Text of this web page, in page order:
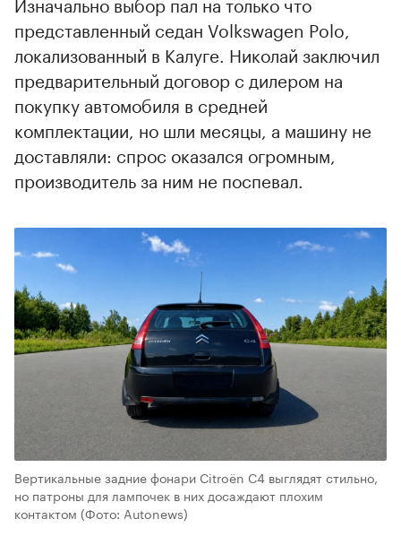
представленный седан Volkswagen Polo,
локализованный в Калуге. Николай заключил
предварительный договор с дилером на
покупку автомобиля в средней
комплектации, но шли месяцы, а машину не
доставляли: спрос оказался огромным,
производитель за ним не поспевал.
Вертикальные задние фонари Citroёn C4 выглядят стильно,
но патроны для лампочек в них досаждают плохим
контактом (Фото: Autonews)